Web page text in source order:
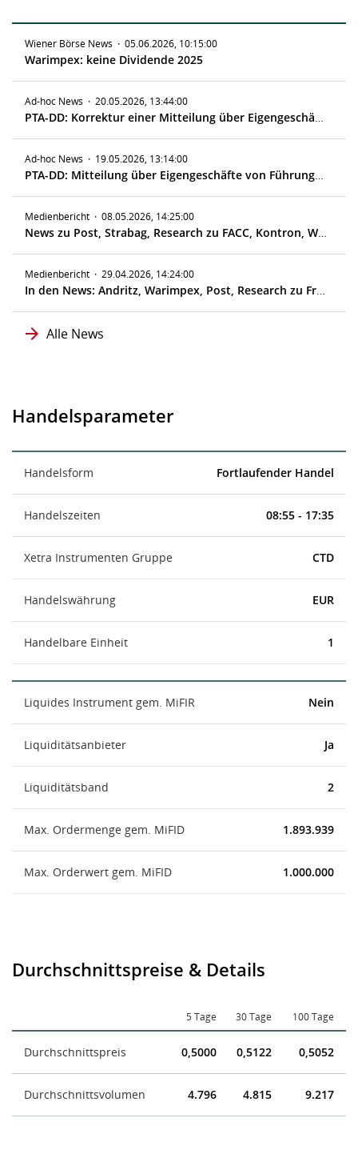
Wiener Börse News · 05.06.2026, 10:15:00
Warimpex: keine Dividende 2025
Ad-hoc News · 20.05.2026, 13:44:00
PTA-DD: Korrektur einer Mitteilung über Eigengeschäfte von Führungskräften gemäß Artikel 19 MAR vom 19.05.2026
Ad-hoc News · 19.05.2026, 13:14:00
PTA-DD: Mitteilung über Eigengeschäfte von Führungskräften gemäß Artikel 19 MAR
Medienbericht · 08.05.2026, 14:25:00
News zu Post, Strabag, Research zu FACC, Kontron, Warimpex
Medienbericht · 29.04.2026, 14:24:00
In den News: Andritz, Warimpex, Post, Research zu Frequentis, ATX, Palfinger, Bawag
Alle News
Handelsparameter
Handelsform Fortlaufender Handel
Handelszeiten 08:55 - 17:35
Xetra Instrumenten Gruppe CTD
Handelswährung EUR
Handelbare Einheit 1
Liquides Instrument gem. MiFIR Nein
Liquiditätsanbieter Ja
Liquiditätsband 2
Max. Ordermenge gem. MiFID 1.893.939
Max. Orderwert gem. MiFID 1.000.000
Durchschnittspreise & Details
5 Tage 30 Tage 100 Tage
Durchschnittspreis 0,5000 0,5122 0,5052
Durchschnittsvolumen 4.796 4.815 9.217